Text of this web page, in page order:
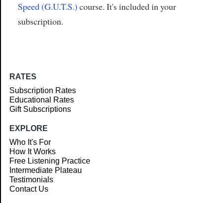
Speed (G.U.T.S.) course. It's included in your
subscription.
RATES
Subscription Rates
Educational Rates
Gift Subscriptions
EXPLORE
Who It's For
How It Works
Free Listening Practice
Intermediate Plateau
Testimonials
Contact Us